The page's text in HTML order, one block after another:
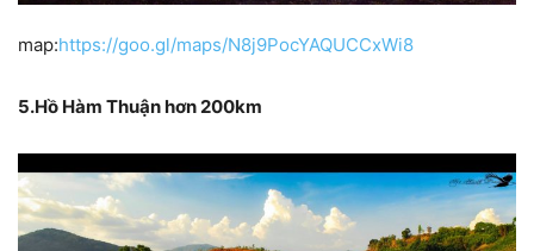
map:https://goo.gl/maps/N8j9PocYAQUCCxWi8
5.Hồ Hàm Thuận hơn 200km